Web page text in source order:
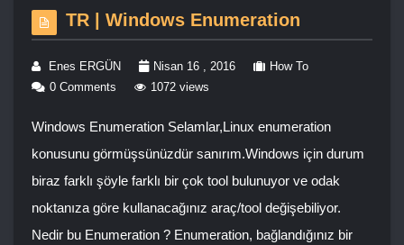
TR | Windows Enumeration
Enes ERGÜN Nisan 16 , 2016
How To
0 Comments
1072 views
Windows Enumeration Selamlar,Linux enumeration
konusunu görmüşsünüzdür sanırım.Windows için durum
biraz farklı şöyle farklı bir çok tool bulunuyor ve odak
noktanıza göre kullanacağınız araç/tool değişebiliyor.
Nedir bu Enumeration ? Enumeration, bağlandığınız bir